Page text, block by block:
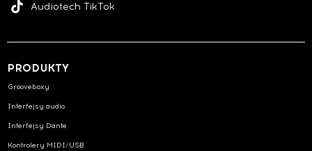
Audiotech TikTok
PRODUKTY
Grooveboxy
Interfejsy audio
Interfejsy Dante
Kontrolery MIDI/USB